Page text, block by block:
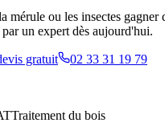
mérule ou les insectes gagner
un expert dès aujourd'hui.
gratuit 02 33 31 19 79
Traitement du bois